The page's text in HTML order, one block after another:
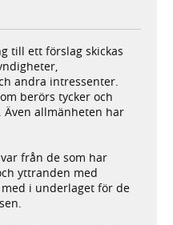
till ett förslag skickas
andra intressenter.
berörs tycker och
Även allmänheten har
från de som har
yttranden med
i underlaget för de